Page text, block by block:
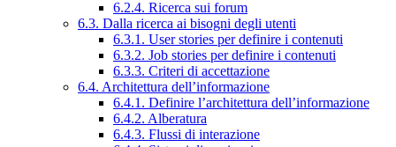
6.2.4. Ricerca sui forum
6.3. Dalla ricerca ai bisogni degli utenti
6.3.1. User stories per definire i contenuti
6.3.2. Job stories per definire i contenuti
6.3.3. Criteri di accettazione
6.4. Architettura dell’informazione
6.4.1. Definire l’architettura dell’informazione
6.4.2. Alberatura
6.4.3. Flussi di interazione